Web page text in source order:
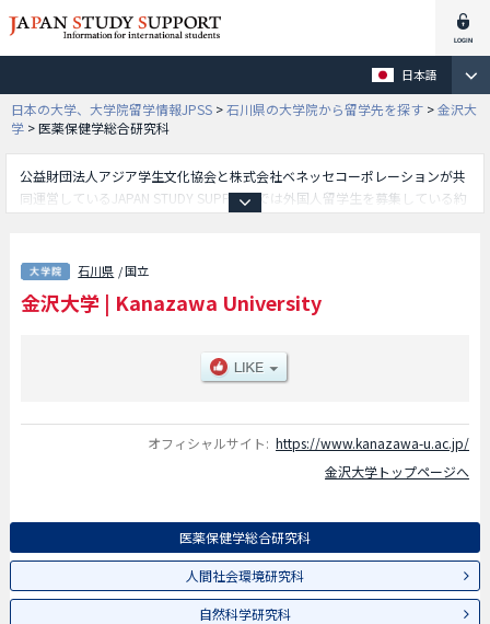
日本語
日本の大学、大学院留学情報JPSS >石川県の大学院から留学先を探す >金沢大
学 >医薬保健学総合研究科
公益財団法人アジア学生文化協会と株式会社ベネッセコーポレーションが共
同運営しているJAPAN STUDY SUPPORTでは外国人留学生を募集している約
科や人間社会環境研究科や自然科学研究科や先進予防医学研究科や新学術創
成研究科等、研究科別情報や、募集定員や合格者数など入試情報、施設案
内、アクセスなど外国人留学生に必要な情報を掲載しているので是非ご利用
石川県 / 国立
金沢大学 | Kanazawa University
オフィシャルサイト: https://www.kanazawa-u.ac.jp/
金沢大学トップページへ
医薬保健学総合研究科
人間社会環境研究科
自然科学研究科